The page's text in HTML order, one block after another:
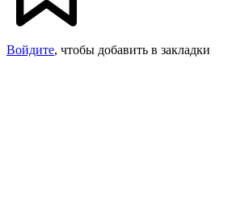
Войдите, чтобы добавить в закладки